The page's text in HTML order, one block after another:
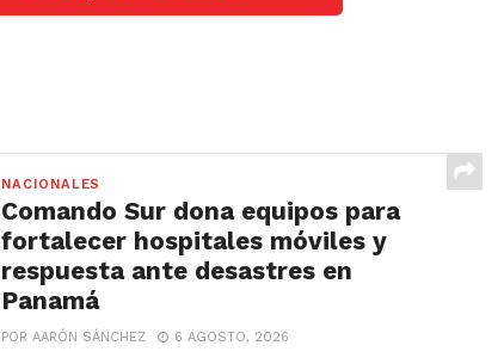
NACIONALES
Comando Sur dona equipos para
fortalecer hospitales móviles y
respuesta ante desastres en
Panamá
POR AARÓN SÁNCHEZ 6 AGOSTO, 2026